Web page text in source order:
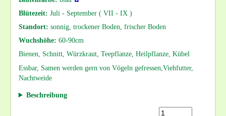
Blütezeit: Juli - September ( VII - IX )
Standort: sonnig, trockener Boden, frischer Boden
Wuchshöhe: 60-90cm
Bienen, Schnitt, Würzkraut, Teepflanze, Heilpflanze, Kübel
Essbar, Samen werden gern von Vögeln gefressen,Viehfutter,
Nachtweide
Beschreibung